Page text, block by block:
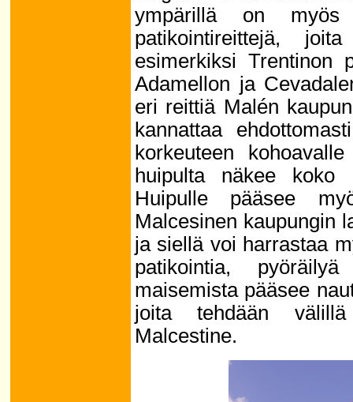
ympärillä on
patikointireittejä,
esimerkiksi Trentinon
Adamellon ja
eri reittiä Malén
kannattaa
korkeuteen
huipulta näkee koko
Huipulle pääsee
Malcesinen kaupungin
ja siellä voi harrastaa
patikointia,
maisemista pääsee
joita tehdään
Malcestine.